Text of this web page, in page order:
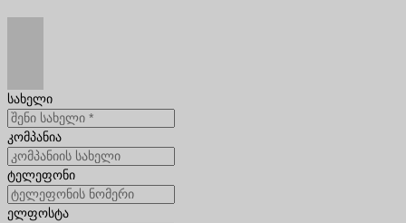
სახელი
კომპანია
ტელეფონი
ელფოსტა